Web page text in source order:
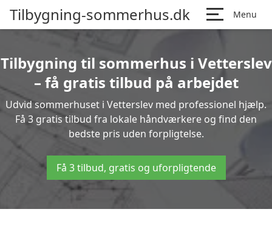
Tilbygning-sommerhus.dk Menu
Tilbygning til sommerhus i Vetterslev
– få gratis tilbud på arbejdet
Udvid sommerhuset i Vetterslev med professionel hjælp.
Få 3 gratis tilbud fra lokale håndværkere og find den
bedste pris uden forpligtelse.
Få 3 tilbud, gratis og uforpligtende